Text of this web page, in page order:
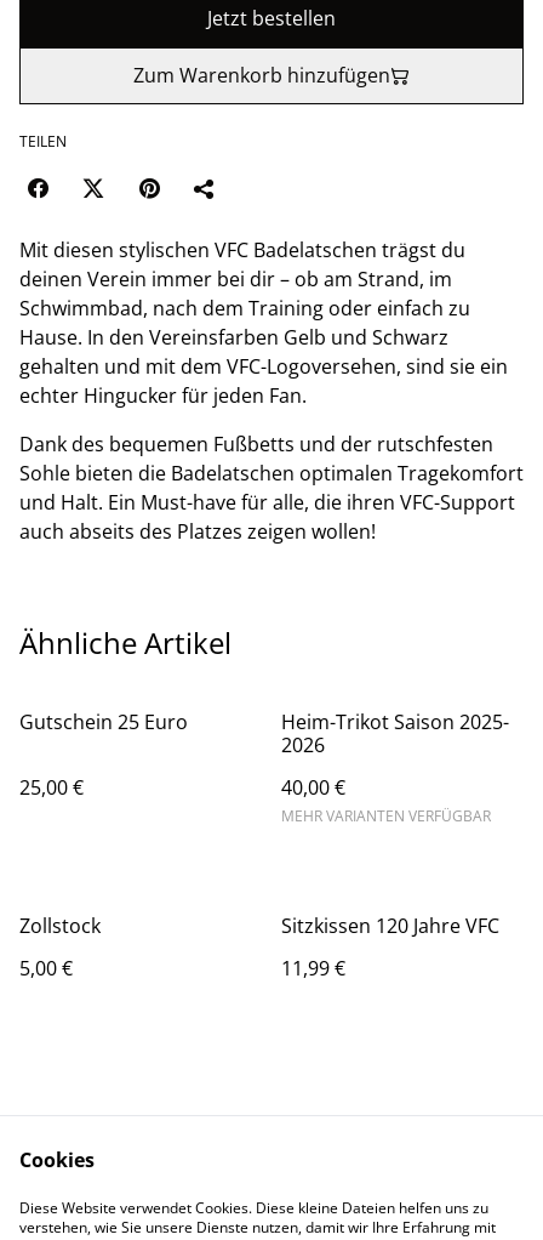
Jetzt bestellen
Zum Warenkorb hinzufügen
TEILEN
Mit diesen stylischen VFC Badelatschen trägst du
deinen Verein immer bei dir – ob am Strand, im
Schwimmbad, nach dem Training oder einfach zu
Hause. In den Vereinsfarben Gelb und Schwarz
gehalten und mit dem VFC-Logoversehen, sind sie ein
echter Hingucker für jeden Fan.
Dank des bequemen Fußbetts und der rutschfesten
Sohle bieten die Badelatschen optimalen Tragekomfort
und Halt. Ein Must-have für alle, die ihren VFC-Support
auch abseits des Platzes zeigen wollen!
Ähnliche Artikel
Gutschein 25 Euro
25,00 €
Heim-Trikot Saison 2025-
2026
40,00 €
MEHR VARIANTEN VERFÜGBAR
Zollstock
5,00 €
Sitzkissen 120 Jahre VFC
11,99 €
Datenschutz
Cookie-Richtlinie
Cookies
Diese Website verwendet Cookies. Diese kleine Dateien helfen uns zu
verstehen, wie Sie unsere Dienste nutzen, damit wir Ihre Erfahrung mit